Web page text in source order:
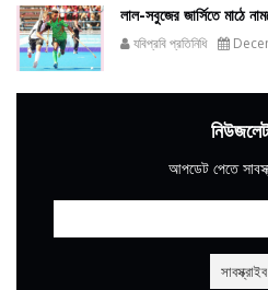
লাল-সবুজের জার্সিতে মাঠে
যবিপ্রবি প্রতিনিধি
আপডেট পেতে